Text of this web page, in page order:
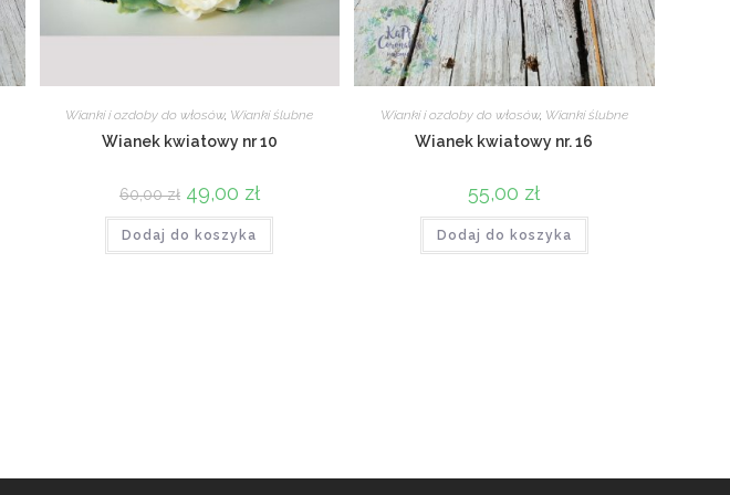
Wianki i ozdoby do włosów, Wianki ślubne
Wianek kwiatowy nr 10
60,00zł Pierwotna
cena
wynosiła:
60,00 zł.
49,00 złAktualna
cena
wynosi:
Dodaj do koszyka
Wianki i ozdoby do włosów, Wianki ślubne
Wianek kwiatowy nr. 16
55,00 zł
Dodaj do koszyka